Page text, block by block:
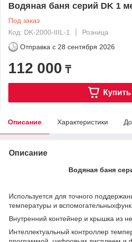
Водяная баня серий DK 1
Под заказ
Код: DK-2000-IIIL-1
Розница
Отправка с 28 сентября 2026
112 000 ₸
Купить
Описание Характеристики
Описание
Водяная баня
Используется для точного
температуры и
Внутренний контейнер и крышка из
Интеллектуальный контроллер